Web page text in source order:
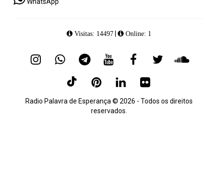
Visitas: 14497| Online: 1
Radio Palavra de Esperança © 2026 - Todos os direitos
reservados.